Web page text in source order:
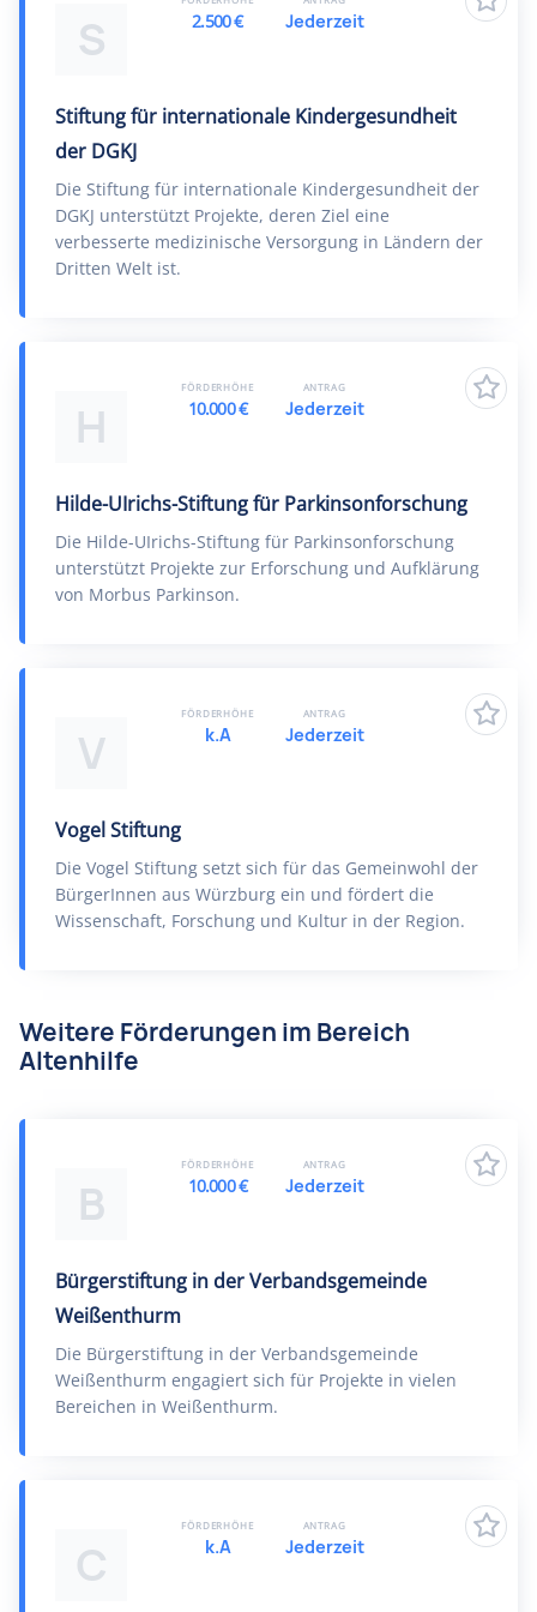
S
Stiftung für internationale Kindergesundheit
der DGKJ
Die Stiftung für internationale Kindergesundheit der
DGKJ unterstützt Projekte, deren Ziel eine
verbesserte medizinische Versorgung in Ländern der
Dritten Welt ist.
2.500 € Jederzeit
H
Hilde-UIrichs-Stiftung für Parkinsonforschung
Die Hilde-UIrichs-Stiftung für Parkinsonforschung
unterstützt Projekte zur Erforschung und Aufklärung
von Morbus Parkinson.
FÖRDERHÖHE
10.000 €
ANTRAG
Jederzeit
V
Vogel Stiftung
Die Vogel Stiftung setzt sich für das Gemeinwohl der
BürgerInnen aus Würzburg ein und fördert die
Wissenschaft, Forschung und Kultur in der Region.
FÖRDERHÖHE
k.A
ANTRAG
Jederzeit
Weitere Förderungen im Bereich
Altenhilfe
B
Bürgerstiftung in der Verbandsgemeinde
Weißenthurm
Die Bürgerstiftung in der Verbandsgemeinde
Weißenthurm engagiert sich für Projekte in vielen
Bereichen in Weißenthurm.
FÖRDERHÖHE
10.000 €
ANTRAG
Jederzeit
C
FÖRDERHÖHE
k.A
ANTRAG
Jederzeit